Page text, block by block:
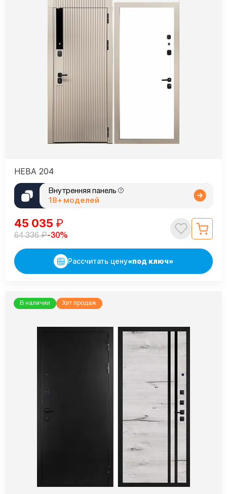
НЕВА 204
Внутренняя панель
18+ моделей
45 035 ₽
64 336₽-30%
Рассчитать цену«под ключ»
В наличии Хит продаж